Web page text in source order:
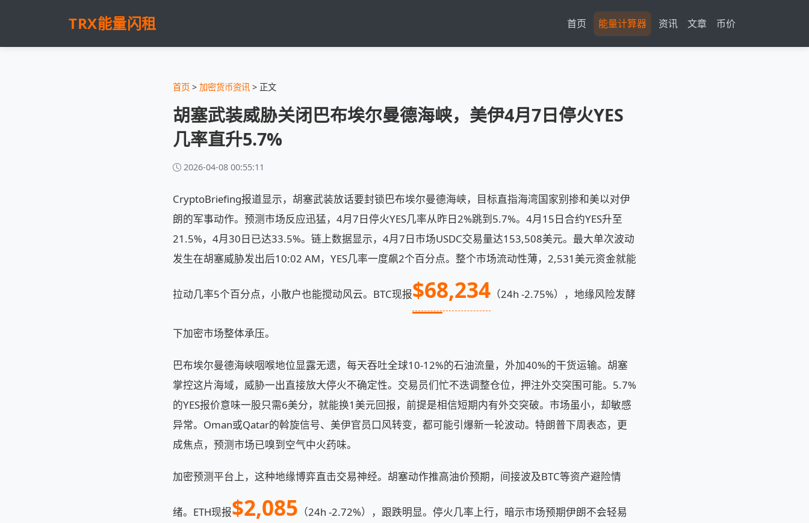
TRX能量闪租 首页 能量计算器 资讯 文章 币价
首页 > 加密货币资讯 > 正文
胡塞武装威胁关闭巴布埃尔曼德海峡，美伊4月7日停火YES
几率直升5.7%
2026-04-08 00:55:11
CryptoBriefing报道显示，胡塞武装放话要封锁巴布埃尔曼德海峡，目标直指海湾国家别掺和美以对伊
朗的军事动作。预测市场反应迅猛，4月7日停火YES几率从昨日2%跳到5.7%。4月15日合约YES升至
21.5%，4月30日已达33.5%。链上数据显示，4月7日市场USDC交易量达153,508美元。最大单次波动
发生在胡塞威胁发出后10:02 AM，YES几率一度飙2个百分点。整个市场流动性薄，2,531美元资金就能
拉动几率5个百分点，小散户也能搅动风云。BTC现报$68,234 （24h -2.75%），地缘风险发酵
下加密市场整体承压。
巴布埃尔曼德海峡咽喉地位显露无遗，每天吞吐全球10-12%的石油流量，外加40%的干货运输。胡塞
掌控这片海域，威胁一出直接放大停火不确定性。交易员们忙不迭调整仓位，押注外交突围可能。5.7%
的YES报价意味一股只需6美分，就能换1美元回报，前提是相信短期内有外交突破。市场虽小，却敏感
异常。Oman或Qatar的斡旋信号、美伊官员口风转变，都可能引爆新一轮波动。特朗普下周表态，更
成焦点，预测市场已嗅到空气中火药味。
加密预测平台上，这种地缘博弈直击交易神经。胡塞动作推高油价预期，间接波及BTC等资产避险情
绪。ETH现报$2,085 （24h -2.72%），跟跌明显。停火几率上行，暗示市场预期伊朗不会轻易